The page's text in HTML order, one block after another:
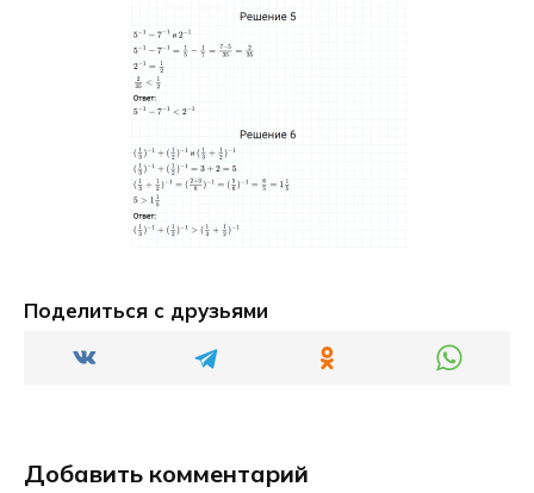
Поделиться с друзьями
Добавить комментарий